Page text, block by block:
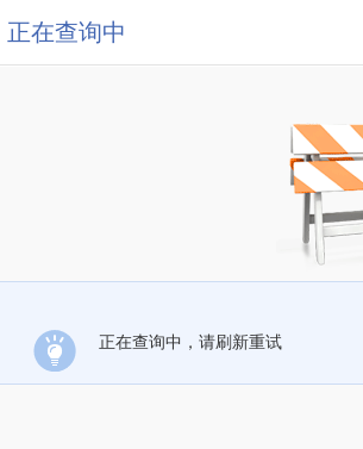
正在查询中
正在查询中，请刷新重试